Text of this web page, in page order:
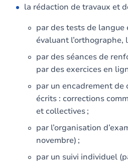
la rédaction de travaux et
par des tests de langue
évaluant l’orthographe,
par des séances de
par des exercices en
par un encadrement de
écrits : corrections
et collectives ;
par l’organisation
novembre) ;
par un suivi individuel